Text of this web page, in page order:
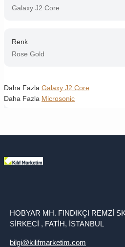
Galaxy J2 Core
Renk
Rose Gold
Daha Fazla Galaxy J2 Core
Daha Fazla Microsonic
HOBYAR MH. FINDIKÇI REMZİ
SİRKECİ , FATİH, İSTANBUL
bilgi@kilifmarketim.com